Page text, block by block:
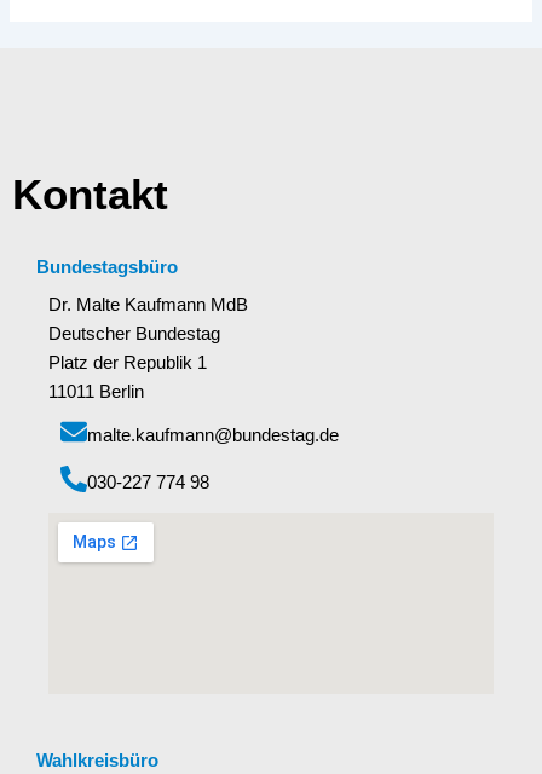
Kontakt
Bundestagsbüro
Dr. Malte Kaufmann MdB
Deutscher Bundestag
Platz der Republik 1
11011 Berlin
malte.kaufmann@bundestag.de
‭030-227 774 98‬
Wahlkreisbüro